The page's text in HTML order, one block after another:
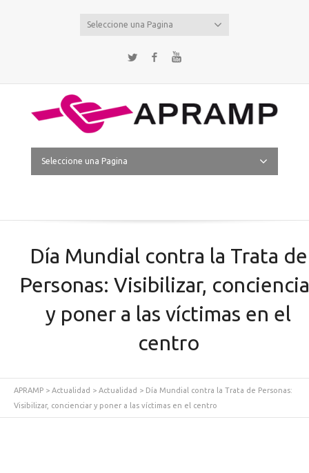
Seleccione una Pagina
Twitter Facebook
Seleccione una Pagina
Día Mundial contra la Trata de
Personas: Visibilizar,
y poner a las víctimas en el
centro
APRAMP > Actualidad > Actualidad > Día Mundial contra la Trata de Personas:
Visibilizar, concienciar y poner a las víctimas en el centro